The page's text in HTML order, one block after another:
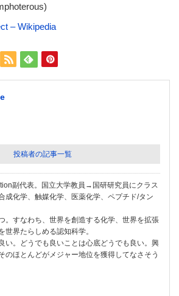
– Wikipedia
投稿者の記事一覧
副代表。国立大学教員→国研研究員にクラス
成化学、触媒化学、医薬化学、ペプチド/タン
。すなわち、世界を創造する化学、世界を拡張
世界たらしめる認知科学。
い。どうでも良いことは心底どうでも良い。興
のほとんどがメジャー地位を獲得してなさそう